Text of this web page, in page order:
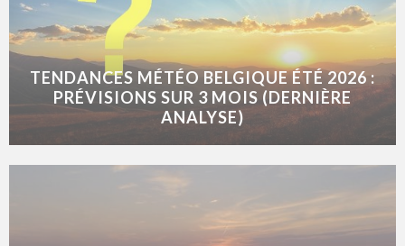
TENDANCES MÉTÉO BELGIQUE ÉTÉ 2026 :
PRÉVISIONS SUR 3 MOIS (DERNIÈRE
ANALYSE)